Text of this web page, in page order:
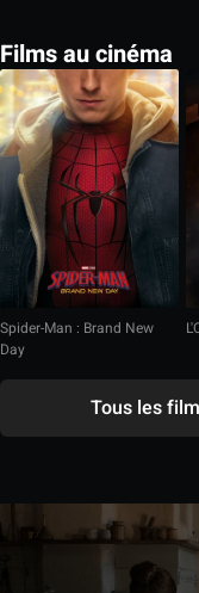
Films au cinéma
Spider-Man : Brand New
Day
Tous les